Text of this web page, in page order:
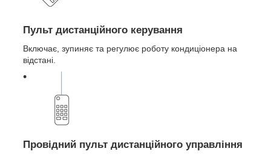
Пульт дистанційного керування
Включає, зупиняє та регулює роботу кондиціонера на
відстані.
Провідний пульт дистанційного управління